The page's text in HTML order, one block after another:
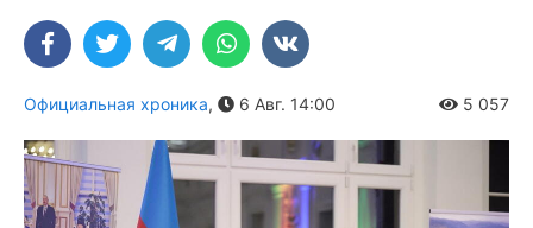
Официальная хроника, 6 Авг. 14:00 5 057